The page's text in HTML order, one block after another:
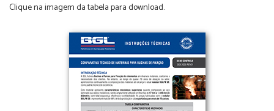
Clique na imagem da tabela para download.